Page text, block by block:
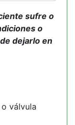
sufre o
o
dejarlo en
válvula